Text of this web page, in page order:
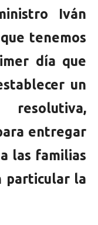
Iván
tenemos
día que
un
entregar
las familias
particular la